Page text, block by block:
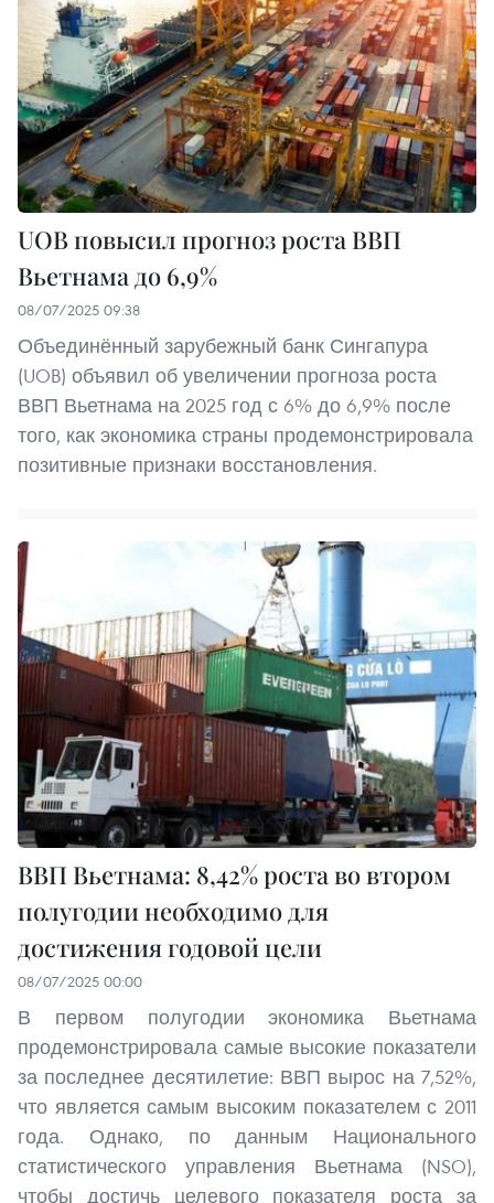
UOB повысил прогноз роста ВВП
Вьетнама до 6,9%
08/07/2025 09:38
Объединённый зарубежный банк Сингапура
(UOB) объявил об увеличении прогноза роста
ВВП Вьетнама на 2025 год с 6% до 6,9% после
того, как экономика страны продемонстрировала
позитивные признаки восстановления.
ВВП Вьетнама: 8,42% роста во втором
полугодии необходимо для
достижения годовой цели
08/07/2025 00:00
В первом полугодии экономика Вьетнама
продемонстрировала самые высокие показатели
за последнее десятилетие: ВВП вырос на 7,52%,
что является самым высоким показателем с 2011
года. Однако, по данным Национального
статистического управления Вьетнама (NSO),
чтобы достичь целевого показателя роста за